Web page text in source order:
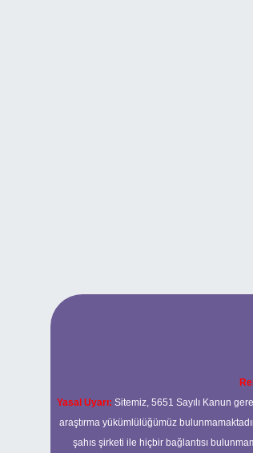
Yasal Uyarı: Sitemiz, 5651 Sayılı Kanun
araştırma yükümlülüğümüz
şahıs şirketi ile hiçbir bağlantısı